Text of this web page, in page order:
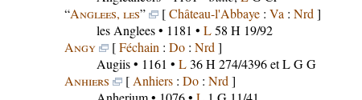
“Anglees, les” [Château-l'Abbaye: Va : Nrd ]
les Anglees• 1181 • L58 H 19/92
Angy
[Féchain : Do: Nrd ]
Augiis• 1161 • L36 H 274/4396 et L G G
Anhiers
[ Anhiers: Do: Nrd ]